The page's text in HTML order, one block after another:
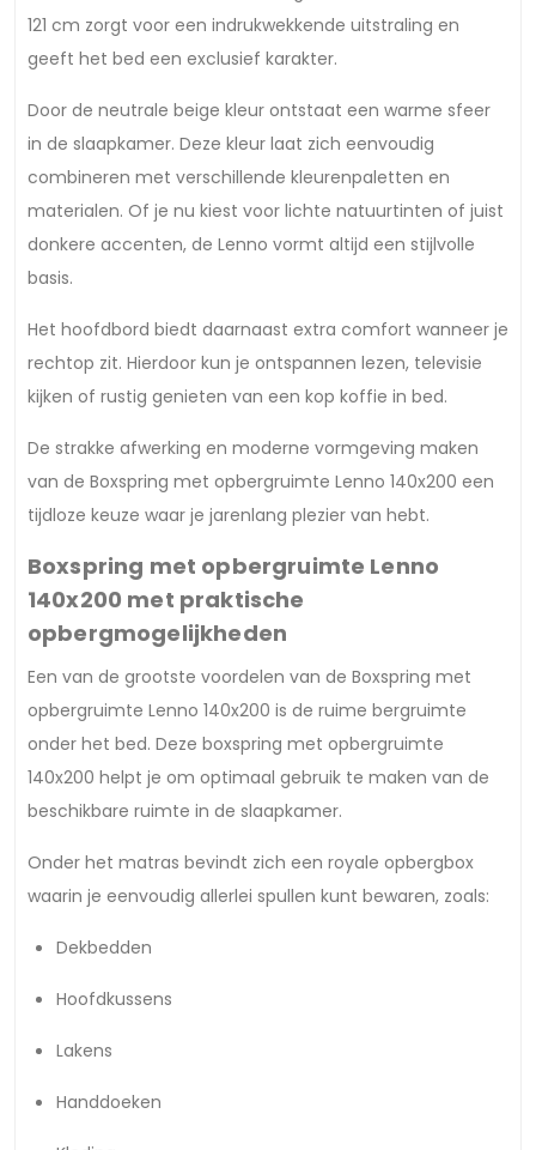
121 cm zorgt voor een indrukwekkende uitstraling en
geeft het bed een exclusief karakter.
Door de neutrale beige kleur ontstaat een warme sfeer
in de slaapkamer. Deze kleur laat zich eenvoudig
combineren met verschillende kleurenpaletten en
materialen. Of je nu kiest voor lichte natuurtinten of juist
donkere accenten, de Lenno vormt altijd een stijlvolle
basis.
Het hoofdbord biedt daarnaast extra comfort wanneer je
rechtop zit. Hierdoor kun je ontspannen lezen, televisie
kijken of rustig genieten van een kop koffie in bed.
De strakke afwerking en moderne vormgeving maken
van de Boxspring met opbergruimte Lenno 140x200 een
tijdloze keuze waar je jarenlang plezier van hebt.
Boxspring met opbergruimte Lenno
140x200 met praktische
opbergmogelijkheden
Een van de grootste voordelen van de Boxspring met
opbergruimte Lenno 140x200 is de ruime bergruimte
onder het bed. Deze boxspring met opbergruimte
140x200 helpt je om optimaal gebruik te maken van de
beschikbare ruimte in de slaapkamer.
Onder het matras bevindt zich een royale opbergbox
waarin je eenvoudig allerlei spullen kunt bewaren, zoals:
Dekbedden
Hoofdkussens
Lakens
Handdoeken